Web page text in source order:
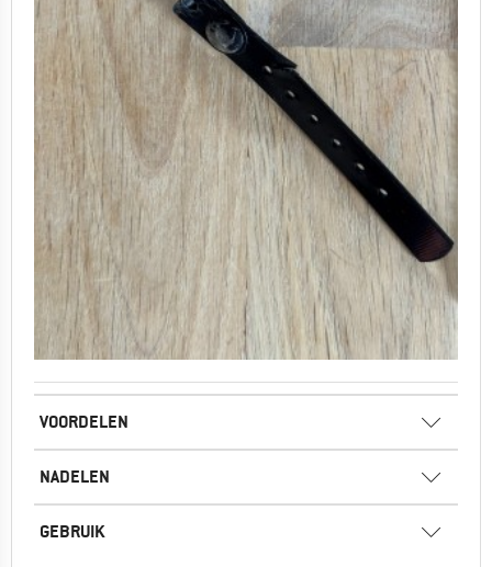
VOORDELEN
NADELEN
GEBRUIK